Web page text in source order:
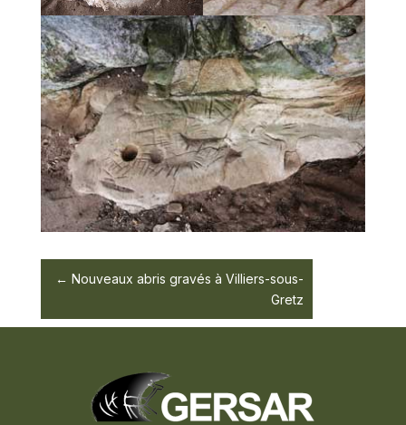
Nouveaux abris gravés à Villiers-sous-
Gretz